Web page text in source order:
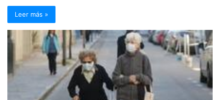
Leer más »